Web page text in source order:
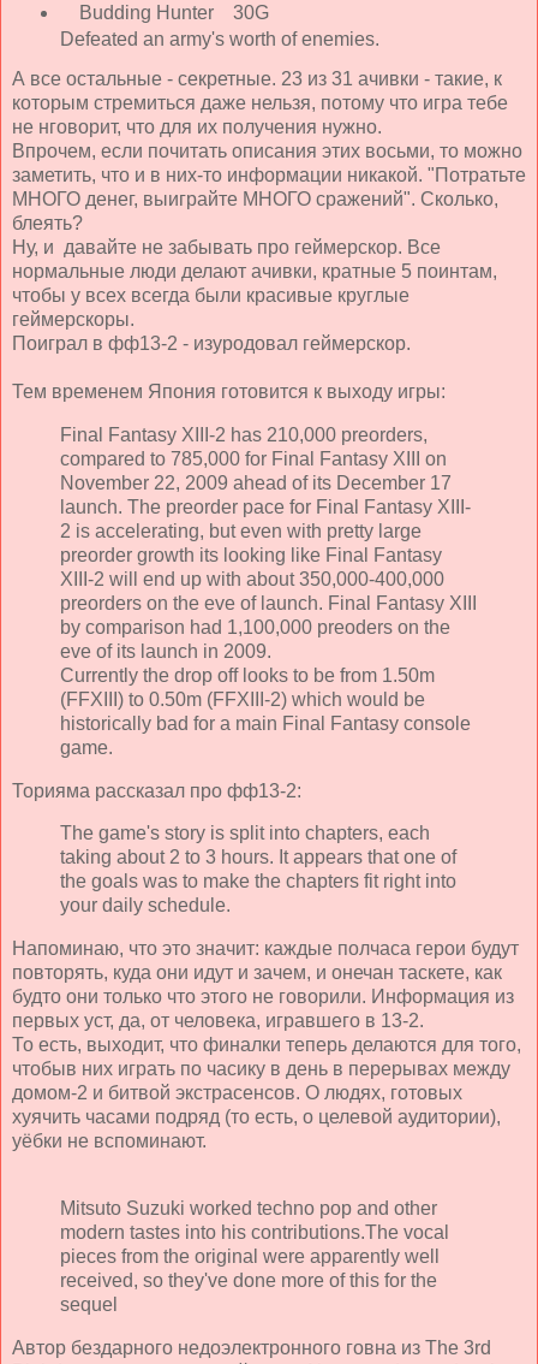
Budding Hunter 30G
Defeated an army's worth of enemies.
А все остальные - секретные. 23 из 31 ачивки - такие, к
которым стремиться даже нельзя, потому что игра тебе
не нговорит, что для их получения нужно.
Впрочем, если почитать описания этих восьми, то можно
заметить, что и в них-то информации никакой. "Потратьте
МНОГО денег, выиграйте МНОГО сражений". Сколько,
блеять?
Ну, и давайте не забывать про геймерскор. Все
нормальные люди делают ачивки, кратные 5 поинтам,
чтобы у всех всегда были красивые круглые
геймерскоры.
Поиграл в фф13-2 - изуродовал геймерскор.
Тем временем Япония готовится к выходу игры:
Final Fantasy XIII-2 has 210,000 preorders,
compared to 785,000 for Final Fantasy XIII on
November 22, 2009 ahead of its December 17
launch. The preorder pace for Final Fantasy XIII-
2 is accelerating, but even with pretty large
preorder growth its looking like Final Fantasy
XIII-2 will end up with about 350,000-400,000
preorders on the eve of launch. Final Fantasy XIII
by comparison had 1,100,000 preoders on the
eve of its launch in 2009.
Currently the drop off looks to be from 1.50m
(FFXIII) to 0.50m (FFXIII-2) which would be
historically bad for a main Final Fantasy console
game.
Торияма рассказал про фф13-2:
The game's story is split into chapters, each
taking about 2 to 3 hours. It appears that one of
the goals was to make the chapters fit right into
your daily schedule.
Напоминаю, что это значит: каждые полчаса герои будут
повторять, куда они идут и зачем, и онечан таскете, как
будто они только что этого не говорили. Информация из
первых уст, да, от человека, игравшего в 13-2.
То есть, выходит, что финалки теперь делаются для того,
чтобыв них играть по часику в день в перерывах между
домом-2 и битвой экстрасенсов. О людях, готовых
хуячить часами подряд (то есть, о целевой аудитории),
уёбки не вспоминают.
Mitsuto Suzuki worked techno pop and other
modern tastes into his contributions.The vocal
pieces from the original were apparently well
received, so they've done more of this for the
sequel
Автор бездарного недоэлектронного говна из The 3rd